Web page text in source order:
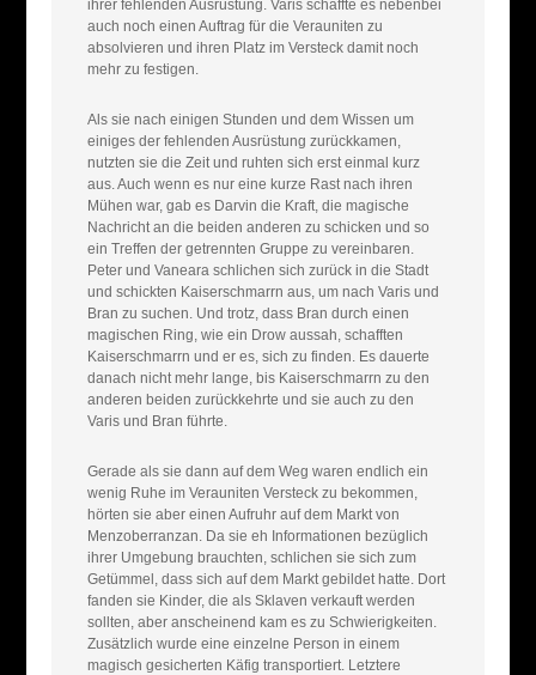
ihrer fehlenden Ausrüstung. Varis schaffte es nebenbei
auch noch einen Auftrag für die Verauniten zu
absolvieren und ihren Platz im Versteck damit noch
mehr zu festigen.
Als sie nach einigen Stunden und dem Wissen um
einiges der fehlenden Ausrüstung zurückkamen,
nutzten sie die Zeit und ruhten sich erst einmal kurz
aus. Auch wenn es nur eine kurze Rast nach ihren
Mühen war, gab es Darvin die Kraft, die magische
Nachricht an die beiden anderen zu schicken und so
ein Treffen der getrennten Gruppe zu vereinbaren.
Peter und Vaneara schlichen sich zurück in die Stadt
und schickten Kaiserschmarrn aus, um nach Varis und
Bran zu suchen. Und trotz, dass Bran durch einen
magischen Ring, wie ein Drow aussah, schafften
Kaiserschmarrn und er es, sich zu finden. Es dauerte
danach nicht mehr lange, bis Kaiserschmarrn zu den
anderen beiden zurückkehrte und sie auch zu den
Varis und Bran führte.
Gerade als sie dann auf dem Weg waren endlich ein
wenig Ruhe im Verauniten Versteck zu bekommen,
hörten sie aber einen Aufruhr auf dem Markt von
Menzoberranzan. Da sie eh Informationen bezüglich
ihrer Umgebung brauchten, schlichen sie sich zum
Getümmel, dass sich auf dem Markt gebildet hatte. Dort
fanden sie Kinder, die als Sklaven verkauft werden
sollten, aber anscheinend kam es zu Schwierigkeiten.
Zusätzlich wurde eine einzelne Person in einem
magisch gesicherten Käfig transportiert. Letztere